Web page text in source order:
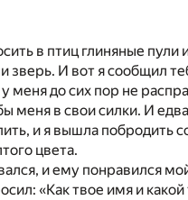
в птиц глиняные пули
зверь. И вот я сообщил
меня до сих пор не
в свои силки. И
и я вышла
цвета.
и ему понравился
«Как твое имя и